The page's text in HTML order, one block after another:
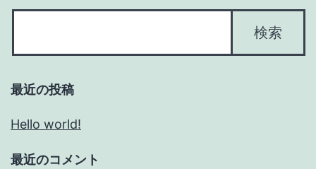
最近の投稿
Hello world!
最近のコメント